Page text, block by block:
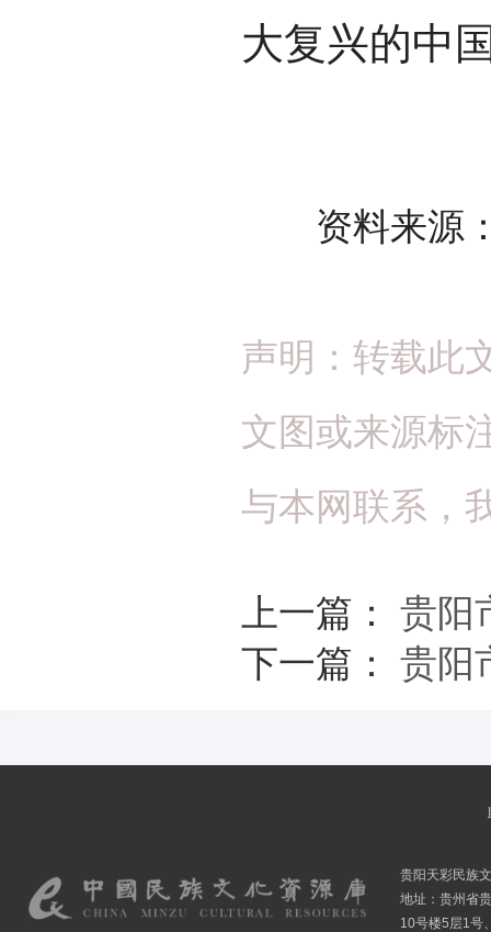
大复兴的中
资料来源：
声明：转载此
文图或来源标
与本网联系，
上一篇： 贵阳
下一篇： 贵阳
贵阳天彩民族
地址：贵州省
10号楼5层1号